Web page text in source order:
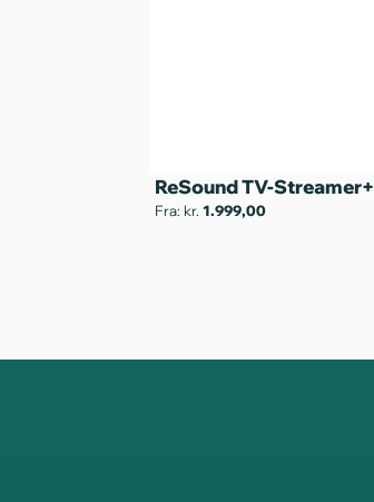
ReSound TV-Streamer+
Fra: kr. 1.999,00